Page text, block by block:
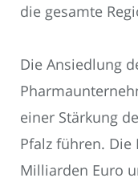
die gesamte
Die Ansiedlung
einer Stärkung
Pfalz führen.
Milliarden Euro